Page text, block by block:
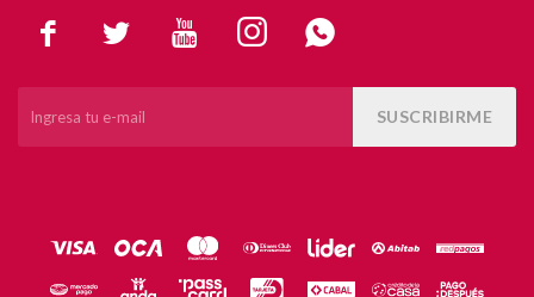
    
SUSCRIBIRME